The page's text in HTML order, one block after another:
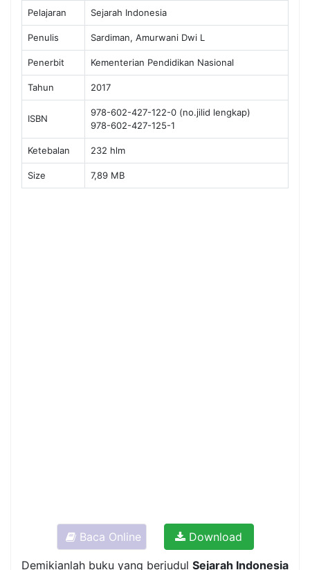
Pelajaran Sejarah Indonesia
Penulis Sardiman, Amurwani Dwi L
Penerbit Kementerian Pendidikan Nasional
Tahun 2017
ISBN
978-602-427-122-0 (no.jilid lengkap)
978-602-427-125-1
Ketebalan 232 hlm
Size 7,89 MB
Baca Online Download
Demikianlah buku yang berjudul Sejarah Indonesia